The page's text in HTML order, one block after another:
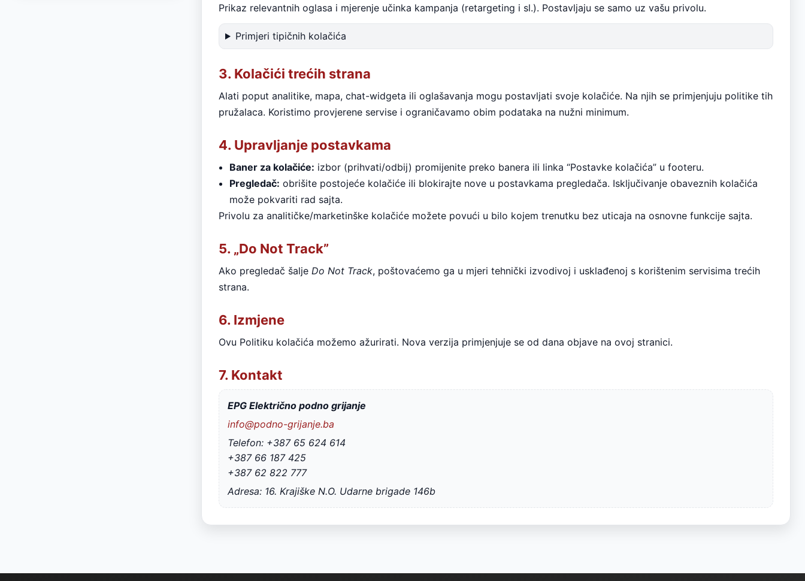
Prikaz relevantnih oglasa i mjerenje učinka kampanja (retargeting i sl.). Postavljaju se samo uz vašu privolu.
Primjeri tipičnih kolačića
3. Kolačići trećih strana
Alati poput analitike, mapa, chat-widgeta ili oglašavanja mogu postavljati svoje kolačiće. Na njih se primjenjuju politike tih
pružalaca. Koristimo provjerene servise i ograničavamo obim podataka na nužni minimum.
4. Upravljanje postavkama
Baner za kolačiće: izbor (prihvati/odbij) promijenite preko banera ili linka “Postavke kolačića” u footeru.
Pregledač: obrišite postojeće kolačiće ili blokirajte nove u postavkama pregledača. Isključivanje obaveznih kolačića
može pokvariti rad sajta.
Privolu za analitičke/marketinške kolačiće možete povući u bilo kojem trenutku bez uticaja na osnovne funkcije sajta.
5. „Do Not Track”
Ako pregledač šalje Do Not Track, poštovaćemo ga u mjeri tehnički izvodivoj i usklađenoj s korištenim servisima trećih
strana.
6. Izmjene
Ovu Politiku kolačića možemo ažurirati. Nova verzija primjenjuje se od dana objave na ovoj stranici.
7. Kontakt
EPG Električno podno grijanje
info@podno-grijanje.ba
Telefon: +387 65 624 614
+387 66 187 425
+387 62 822 777
Adresa: 16. Krajiške N.O. Udarne brigade 146b